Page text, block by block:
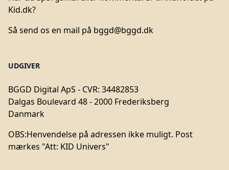
Kid.dk?
Så send os en mail på bggd@bggd.dk
UDGIVER
BGGD Digital ApS - CVR: 34482853
Dalgas Boulevard 48 - 2000 Frederiksberg
Danmark
OBS:Henvendelse på adressen ikke muligt. Post
mærkes "Att: KID Univers"